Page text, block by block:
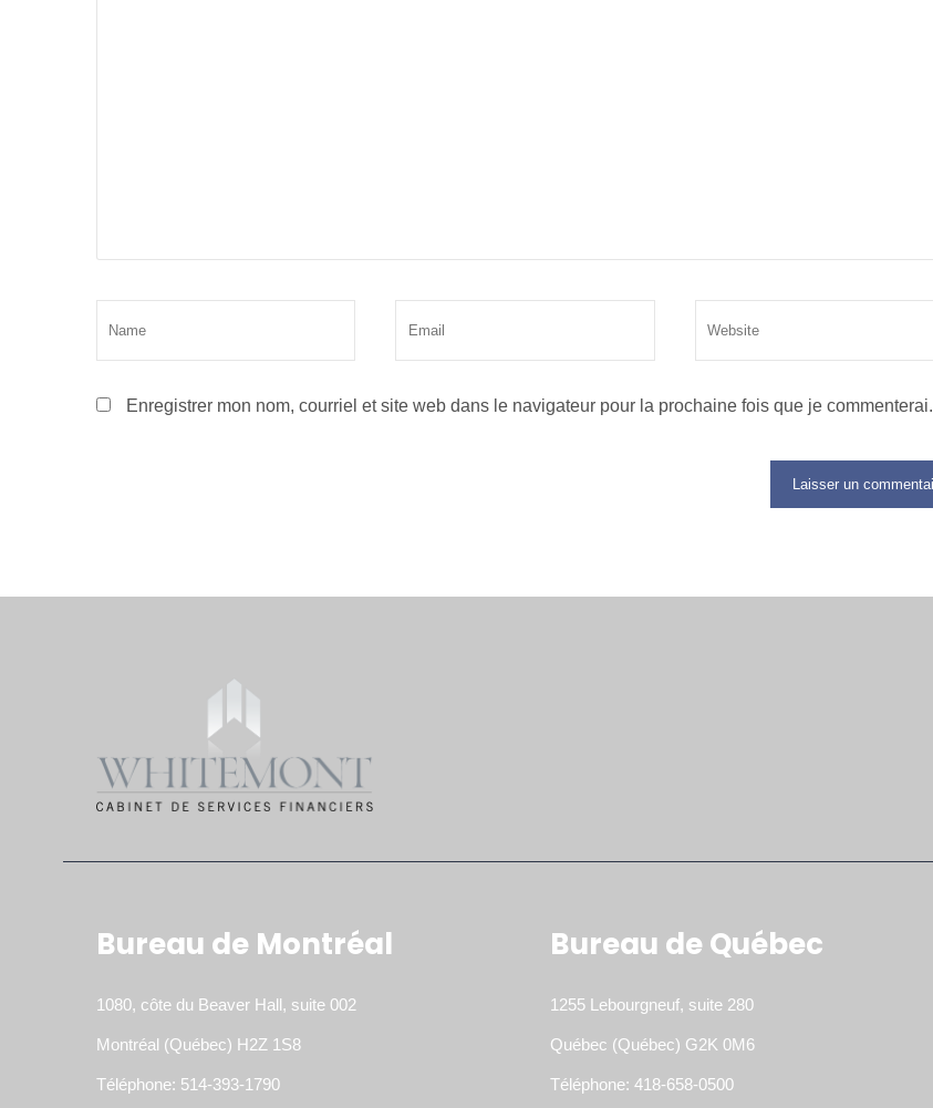
Enregistrer mon nom, courriel et site web dans le navigateur pour la prochaine fois que je commenterai.
Bureau de Montréal
1080, côte du Beaver Hall, suite 002
Montréal (Québec) H2Z 1S8
Téléphone: 514-393-1790
Bureau de Québec
1255 Lebourgneuf, suite 280
Québec (Québec) G2K 0M6
Téléphone: 418-658-0500